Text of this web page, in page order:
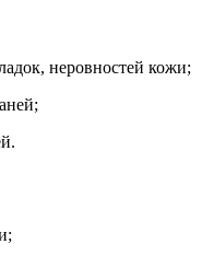
неровностей кожи;